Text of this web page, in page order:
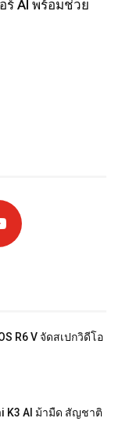
AI พร้อมช่วย
R6 V จัดสเปกวิดีโอ
K3 AI ม้ามืด สัญชาติ